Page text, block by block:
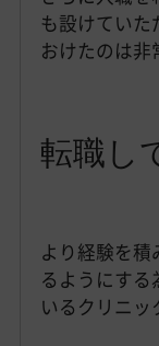
も設けていた
おけたのは非
転職し
より経験を積
るようにす
いるクリニッ